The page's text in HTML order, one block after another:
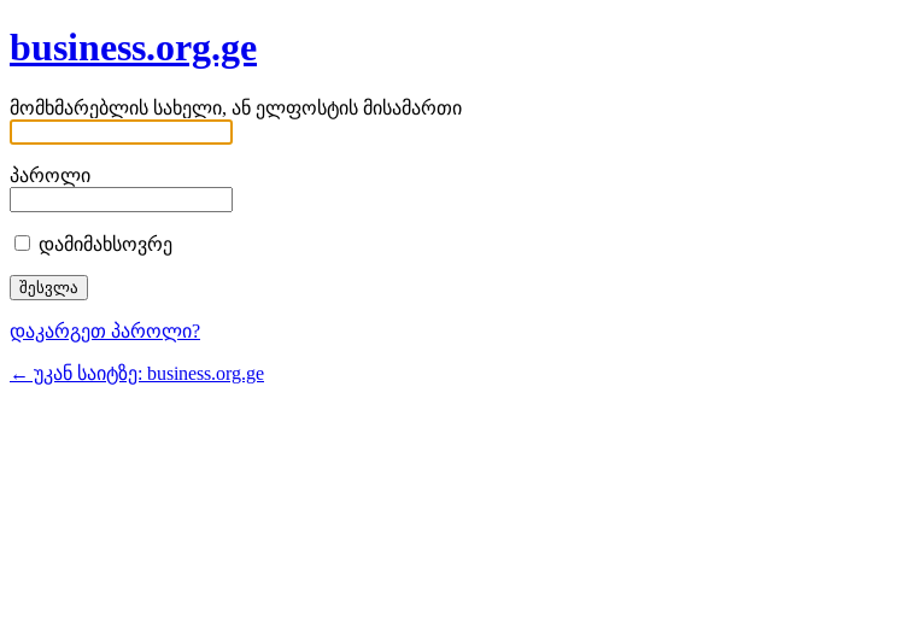
business.org.ge
მომხმარებლის სახელი, ან ელფოსტის მისამართი
პაროლი
დამიმახსოვრე
დაკარგეთ პაროლი?
← უკან საიტზე: business.org.ge